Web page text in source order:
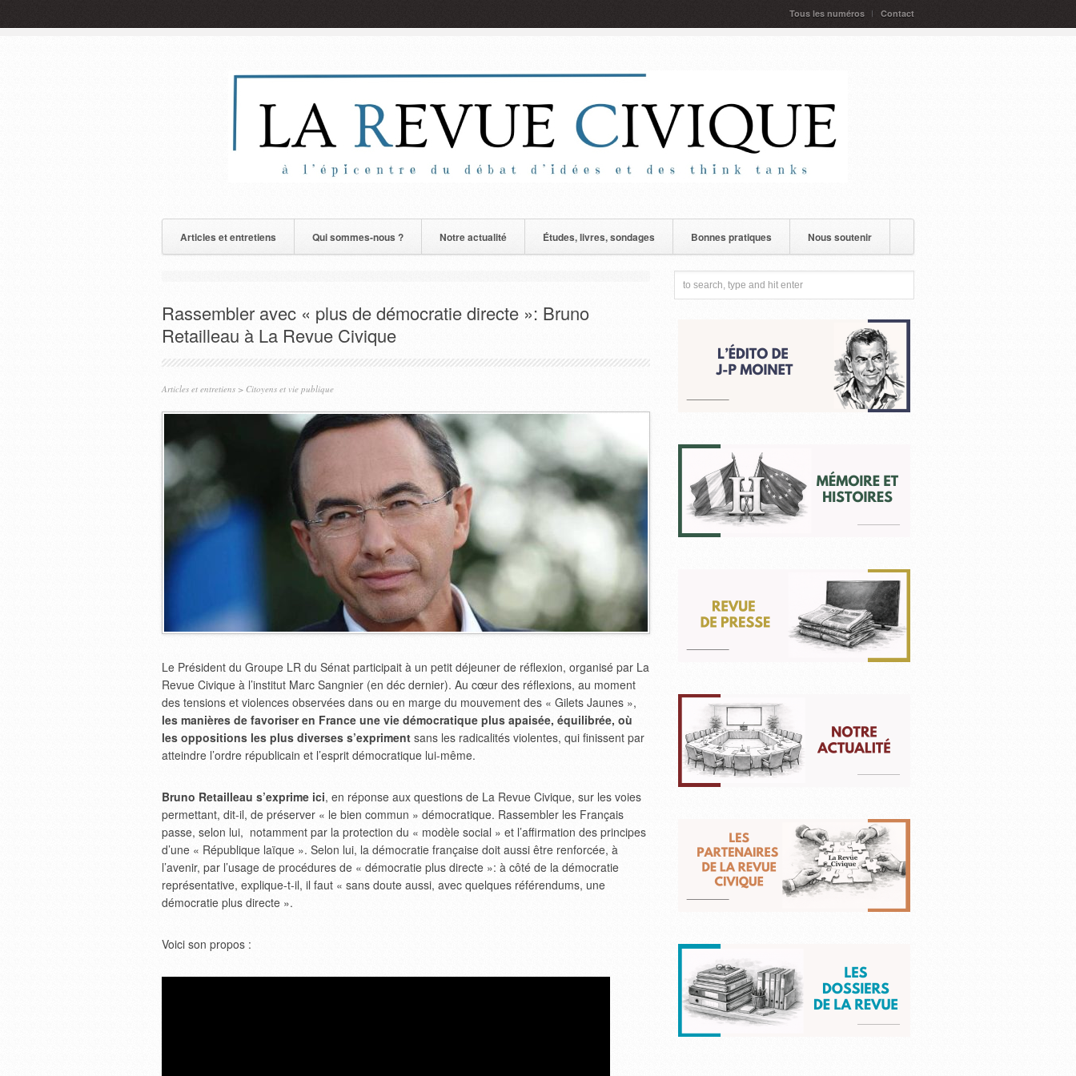
Tous les numéros Contact
Articles et entretiens Qui sommes-nous ? Notre actualité Études, livres, sondages Bonnes pratiques Nous soutenir
Rassembler avec « plus de démocratie directe »: Bruno
Retailleau à La Revue Civique
Articles et entretiens > Citoyens et vie publique
Le Président du Groupe LR du Sénat participait à un petit déjeuner de réflexion, organisé par La
Revue Civique à l’institut Marc Sangnier (en déc dernier). Au cœur des réflexions, au moment
des tensions et violences observées dans ou en marge du mouvement des « Gilets Jaunes »,
les manières de favoriser en France une vie démocratique plus apaisée, équilibrée, où
les oppositions les plus diverses s’expriment sans les radicalités violentes, qui finissent par
atteindre l’ordre républicain et l’esprit démocratique lui-même.
Bruno Retailleau s’exprime ici, en réponse aux questions de La Revue Civique, sur les voies
permettant, dit-il, de préserver « le bien commun » démocratique. Rassembler les Français
passe, selon lui, notamment par la protection du « modèle social » et l’affirmation des principes
d’une « République laïque ». Selon lui, la démocratie française doit aussi être renforcée, à
l’avenir, par l’usage de procédures de « démocratie plus directe »: à côté de la démocratie
représentative, explique-t-il, il faut « sans doute aussi, avec quelques référendums, une
démocratie plus directe ».
Voici son propos :